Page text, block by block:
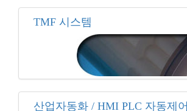
TMF 시스템
산업자동화 / HMI PLC 자동제어